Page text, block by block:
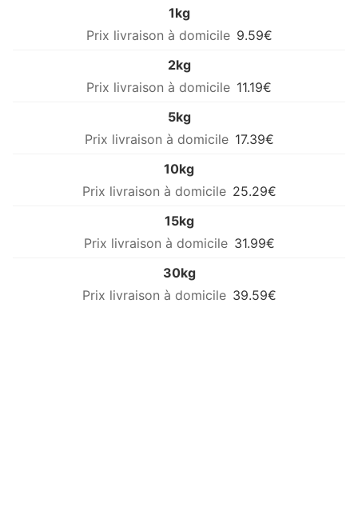
1kg
9.59€
2kg
11.19€
5kg
17.39€
10kg
25.29€
15kg
31.99€
30kg
39.59€